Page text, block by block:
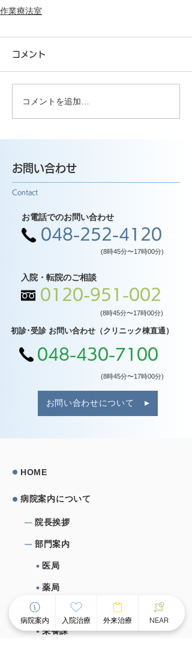
作業療法室
コメント
コメントを追加…
お問い合わせ
Contact
お電話でのお問い合わせ
048-252-4120
(8時45分〜17時00分)
入院・転院のご相談
0120-951-002
(8時45分〜17時00分)
初診･受診 お問い合わせ（クリニック棟直通）
048-430-7100
(8時45分〜17時00分)
お問い合わせについて
HOME
病院案内について
院⻑挨拶
部⾨案内
医局
薬局
栄養課
病院案内 入院治療 外来治療 NEAR